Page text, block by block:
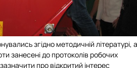
згідно методичній літературі, а
занесені до протоколів робочих
про відкритий інтерес